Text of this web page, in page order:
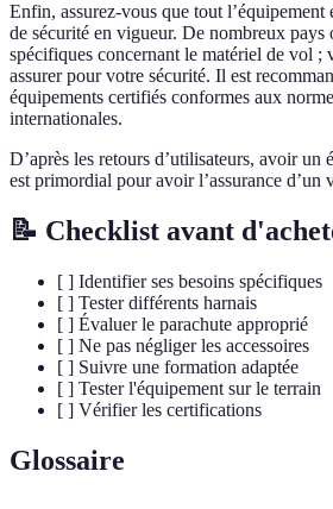
Enfin, assurez-vous que tout l’équipement
de sécurité en vigueur. De nombreux pays
spécifiques concernant le matériel de vol ;
assurer pour votre sécurité. Il est
équipements certifiés conformes aux
internationales.
D’après les retours d’utilisateurs, avoir un
est primordial pour avoir l’assurance d’un
📝 Checklist avant
[ ] Identifier ses besoins spécifiques
[ ] Tester différents harnais
[ ] Évaluer le parachute approprié
[ ] Ne pas négliger les accessoires
[ ] Suivre une formation adaptée
[ ] Tester l'équipement sur le terrain
[ ] Vérifier les certifications
Glossaire